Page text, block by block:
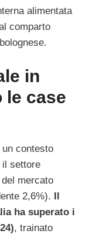
alimentata
comparto
in
le case
contesto
il settore
mercato
2,6%). Il
ha superato i
, trainato